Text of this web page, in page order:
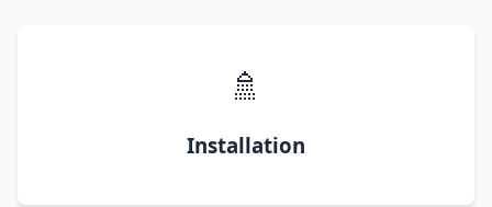
🚿
Installation